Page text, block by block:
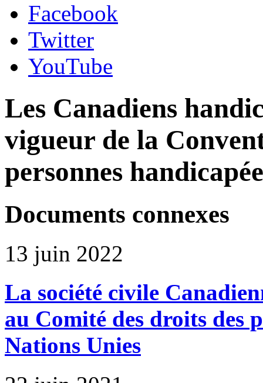
Facebook
Twitter
YouTube
Les Canadiens
vigueur de la
personnes
Documents connexes
13 juin 2022
La société civile
au Comité des droits des
Nations Unies